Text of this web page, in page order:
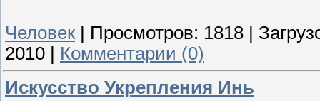
Человек Просмотров: 1818
2010
Комментарии (0)
Искусство Укрепления Инь